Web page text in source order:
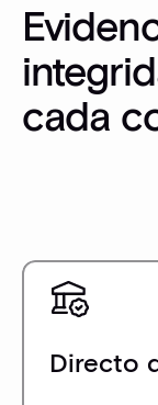
cada
Directo